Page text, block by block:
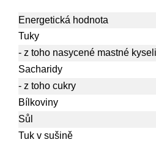
Energetická hodnota
Tuky
- z toho nasycené mastné
Sacharidy
- z toho cukry
Bílkoviny
Sůl
Tuk v sušině